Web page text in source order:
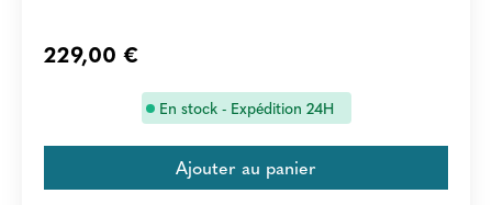
229,00 €
En stock - Expédition 24H